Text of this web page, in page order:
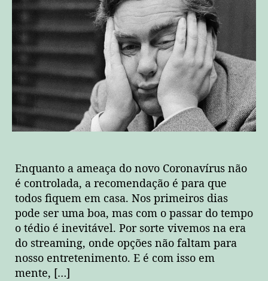
Enquanto a ameaça do novo Coronavírus não
é controlada, a recomendação é para que
todos fiquem em casa. Nos primeiros dias
pode ser uma boa, mas com o passar do tempo
o tédio é inevitável. Por sorte vivemos na era
do streaming, onde opções não faltam para
nosso entretenimento. E é com isso em
mente, […]